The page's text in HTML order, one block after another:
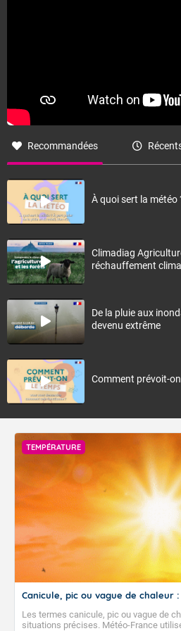
Recommandées
À quoi sert la météo
Climadiag
réchauffement
De la pluie aux
devenu extrême
Comment prévoit-
TEMPÉRATURE
Canicule, pic ou vague de chaleur
Les termes canicule, pic ou vague de
situations précises. Météo-France